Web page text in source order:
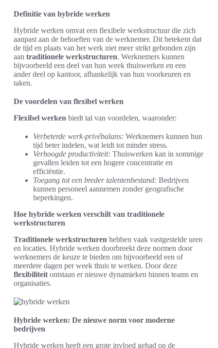
Definitie van hybride werken
Hybride werken omvat een flexibele werkstructuur die zich
aanpast aan de behoeften van de werknemer. Dit betekent dat
de tijd en plaats van het werk niet meer strikt gebonden zijn
aan traditionele werkstructuren. Werknemers kunnen
bijvoorbeeld een deel van hun week thuiswerken en een
ander deel op kantoor, afhankelijk van hun voorkeuren en
taken.
De voordelen van flexibel werken
Flexibel werken biedt tal van voordelen, waaronder:
Verbeterde werk-privébalans: Werknemers kunnen hun
tijd beter indelen, wat leidt tot minder stress.
Verhoogde productiviteit: Thuiswerken kan in sommige
gevallen leiden tot een hogere concentratie en
efficiëntie.
Toegang tot een breder talentenbestand: Bedrijven
kunnen personeel aannemen zonder geografische
beperkingen.
Hoe hybride werken verschilt van traditionele
werkstructuren
Traditionele werkstructuren hebben vaak vastgestelde uren
en locaties. Hybride werken doorbreekt deze normen door
werknemers de keuze te bieden om bijvoorbeeld een of
meerdere dagen per week thuis te werken. Door deze
flexibiliteit ontstaan er nieuwe dynamieken binnen teams en
organisaties.
Hybride werken: De nieuwe norm voor moderne
bedrijven
Hybride werken heeft een grote invloed gehad op de